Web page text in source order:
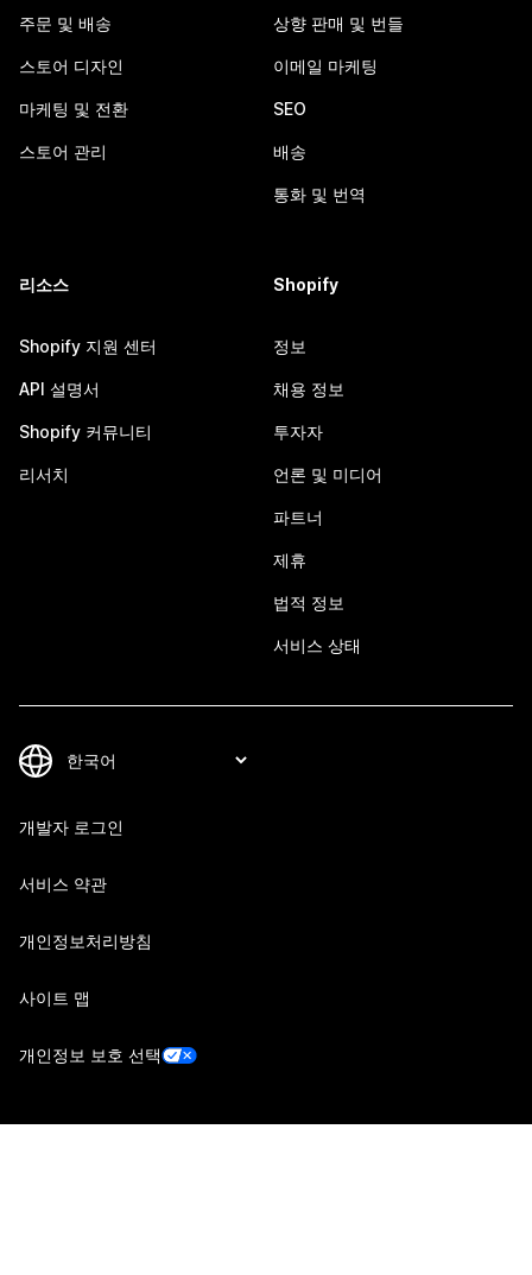
주문 및 배송
스토어 디자인
마케팅 및 전환
스토어 관리
상향 판매 및 번들
이메일 마케팅
SEO
배송
통화 및 번역
리소스
Shopify 지원 센터
API 설명서
Shopify 커뮤니티
리서치
Shopify
정보
채용 정보
투자자
언론 및 미디어
파트너
제휴
법적 정보
서비스 상태
개발자 로그인
서비스 약관
개인정보처리방침
사이트 맵
개인정보 보호 선택